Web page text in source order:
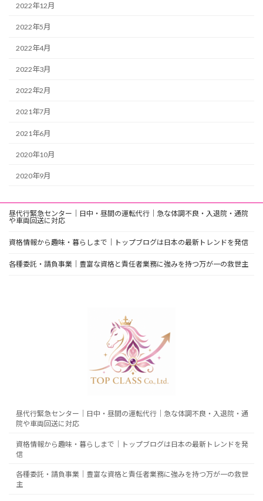
2022年12月
2022年5月
2022年4月
2022年3月
2022年2月
2021年7月
2021年6月
2020年10月
2020年9月
昼代行緊急センター｜日中・昼間の運転代行｜急な体調不良・入退院・通院
や車両回送に対応
資格情報から趣味・暮らしまで｜トップブログは日本の最新トレンドを発信
各種委託・請負事業｜豊富な資格と責任者業務に強みを持つ万が一の救世主
昼代行緊急センター｜日中・昼間の運転代行｜急な体調不良・入退院・通
院や車両回送に対応
資格情報から趣味・暮らしまで｜トップブログは日本の最新トレンドを発
信
各種委託・請負事業｜豊富な資格と責任者業務に強みを持つ万が一の救世
主